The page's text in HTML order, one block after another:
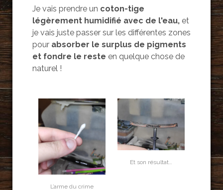
Je vais prendre un coton-tige
légèrement humidifié avec de l'eau,et
je vais juste passer sur les différentes zones
pourabsorber le surplus de pigments
et fondre le reste en quelque chose de
naturel !
L’arme du crime
Et son résultat…